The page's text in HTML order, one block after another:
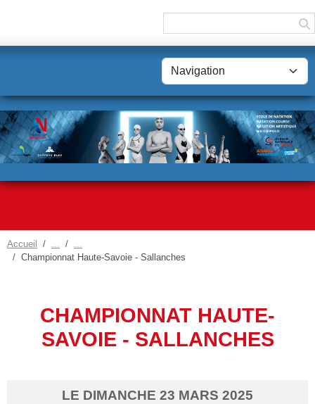
Accueil
Championnat Haute-Savoie - Sallanches
CHAMPIONNAT HAUTE-
SAVOIE - SALLANCHES
LE DIMANCHE 23 MARS 2025